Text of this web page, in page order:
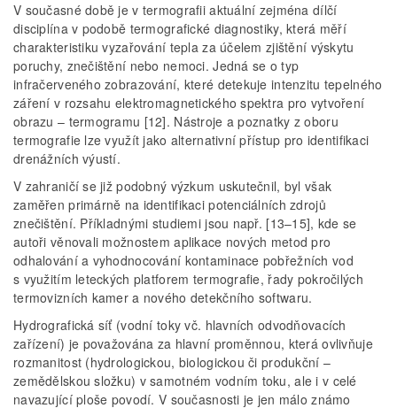
V současné době je v termografii aktuální zejména dílčí
disciplína v podobě termografické diagnostiky, která měří
charakteristiku vyzařování tepla za účelem zjištění výskytu
poruchy, znečištění nebo nemoci. Jedná se o typ
infračerveného zobrazování, které detekuje intenzitu tepelného
záření v rozsahu elektromagnetického spektra pro vytvoření
obrazu – termogramu [12]. Nástroje a poznatky z oboru
termografie lze využít jako alternativní přístup pro identifikaci
drenážních výustí.
V zahraničí se již podobný výzkum uskutečnil, byl však
zaměřen primárně na identifikaci potenciálních zdrojů
znečištění. Příkladnými studiemi jsou např. [13–15], kde se
autoři věnovali možnostem aplikace nových metod pro
odhalování a vyhodnocování kontaminace pobřežních vod
s využitím leteckých platforem termografie, řady pokročilých
termovizních kamer a nového detekčního softwaru.
Hydrografická síť (vodní toky vč. hlavních odvodňovacích
zařízení) je považována za hlavní proměnnou, která ovlivňuje
rozmanitost (hydrologickou, biologickou či produkční –
zemědělskou složku) v samotném vodním toku, ale i v celé
navazující ploše povodí. V současnosti je jen málo známo